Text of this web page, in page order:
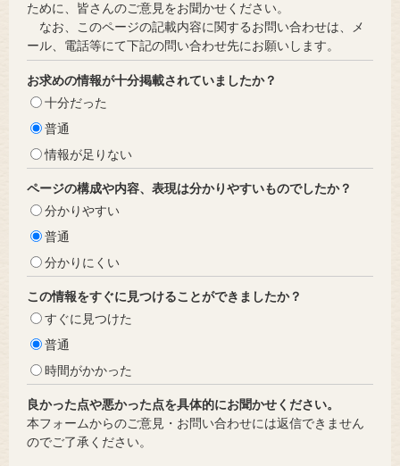
ために、皆さんのご意見をお聞かせください。
なお、このページの記載内容に関するお問い合わせは、メ
ール、電話等にて下記の問い合わせ先にお願いします。
お求めの情報が十分掲載されていましたか？
十分だった
普通
情報が足りない
ページの構成や内容、表現は分かりやすいものでしたか？
分かりやすい
普通
分かりにくい
この情報をすぐに見つけることができましたか？
すぐに見つけた
普通
時間がかかった
良かった点や悪かった点を具体的にお聞かせください。
本フォームからのご意見・お問い合わせには返信できません
のでご了承ください。